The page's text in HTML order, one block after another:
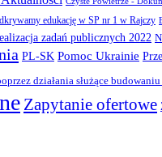
edukację w SP nr 1 w Rajczy
zadań publicznych 2022
PL-SK Pomoc Ukrainie
działania służące
Zapytanie ofertowe